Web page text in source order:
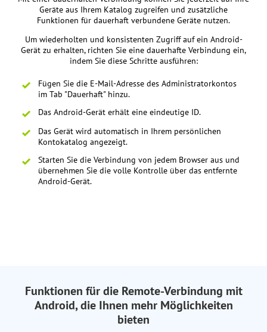
Geräte aus Ihrem Katalog zugreifen und zusätzliche
Funktionen für dauerhaft verbundene Geräte nutzen.
Um wiederholten und konsistenten Zugriff auf ein Android-
Gerät zu erhalten, richten Sie eine dauerhafte Verbindung ein,
indem Sie diese Schritte ausführen:
Fügen Sie die E-Mail-Adresse des Administratorkontos
im Tab "Dauerhaft" hinzu.
Das Android-Gerät erhält eine eindeutige ID.
Das Gerät wird automatisch in Ihrem persönlichen
Kontokatalog angezeigt.
Starten Sie die Verbindung von jedem Browser aus und
übernehmen Sie die volle Kontrolle über das entfernte
Android-Gerät.
Funktionen für die Remote-Verbindung mit
Android, die Ihnen mehr Möglichkeiten
bieten